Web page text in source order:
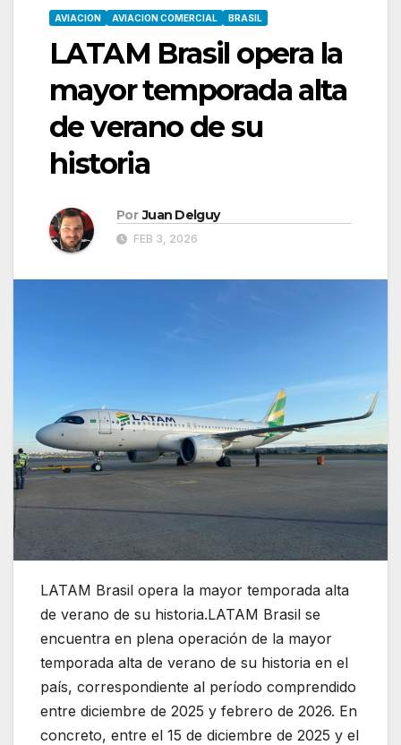
AVIACION AVIACION COMERCIAL BRASIL
LATAM Brasil opera la
mayor temporada alta
de verano de su
historia
Por Juan Delguy
FEB 3, 2026
LATAM Brasil opera la mayor temporada alta
de verano de su historia.LATAM Brasil se
encuentra en plena operación de la mayor
temporada alta de verano de su historia en el
país, correspondiente al período comprendido
entre diciembre de 2025 y febrero de 2026. En
concreto, entre el 15 de diciembre de 2025 y el